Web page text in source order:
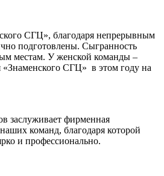
СГЦ», благодаря непрерывным
подготовлены. Сыгранность
местам. У женской команды –
«Знаменского СГЦ» в этом году на
заслуживает фирменная
команд, благодаря которой
и профессионально.